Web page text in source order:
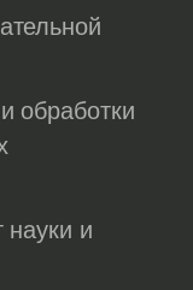
обработки
науки и